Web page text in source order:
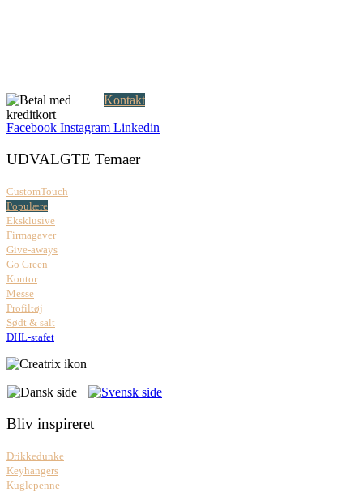
Kontakt
Facebook Instagram Linkedin
UDVALGTE Temaer
CustomTouch
Populære
Eksklusive
Firmagaver
Give-aways
Go Green
Kontor
Messe
Profiltøj
Sødt & salt
DHL-stafet
Bliv inspireret
Drikkedunke
Keyhangers
Kuglepenne